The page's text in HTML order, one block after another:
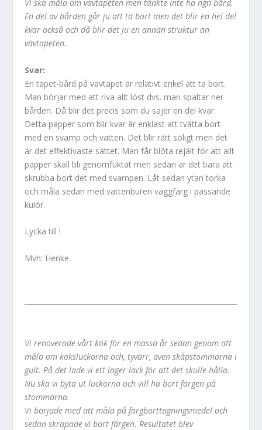
Vi ska måla om vävtapeten men tänkte inte ha ngn bård.
En del av bården går ju att ta bort men det blir en hel del
kvar också och då blir det ju en annan struktur än
vävtapeten.
Svar:
En tapet-bård på vävtapet är relativt enkel att ta bort.
Man börjar med att riva allt löst dvs. man spaltar ner
bården. Då blir det precis som du säjer en del kvar.
Detta papper som blir kvar är enklast att tvätta bort
med en svamp och vatten. Det blir rätt söligt men det
är det effektivaste sättet. Man får blöta rejält för att allt
papper skall bli genomfuktat men sedan är det bara att
skrubba bort det med svampen. Låt sedan ytan torka
och måla sedan med vattenburen väggfärg i passande
kulör.
Lycka till !
Mvh: Henke
Vi renoverade vårt kök för en massa år sedan genom att
måla om köksluckorna och, tyvärr, även skåpstommarna i
gult. På det lade vi ett lager lack för att det skulle hålla.
Nu ska vi byta ut luckorna och vill ha bort färgen på
stommarna.
Vi började med att måla på färgborttagningsmedel och
sedan skrapade vi bort färgen. Resultatet blev